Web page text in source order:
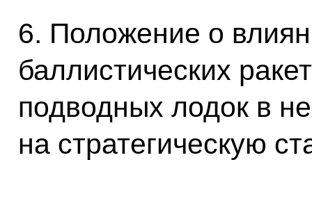
6. Положение о
баллистических
подводных лодок в
на стратегическую